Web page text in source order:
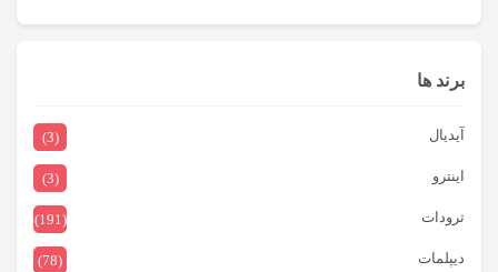
برند ها
آیدیال (3)
اینترو (3)
ترودات (191)
دیپلمات (78)